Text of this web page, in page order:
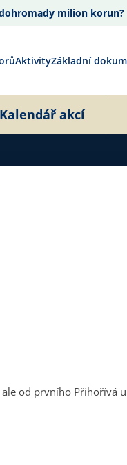
milion korun?
AktivityZákladní
Kalendář akcí
od prvního